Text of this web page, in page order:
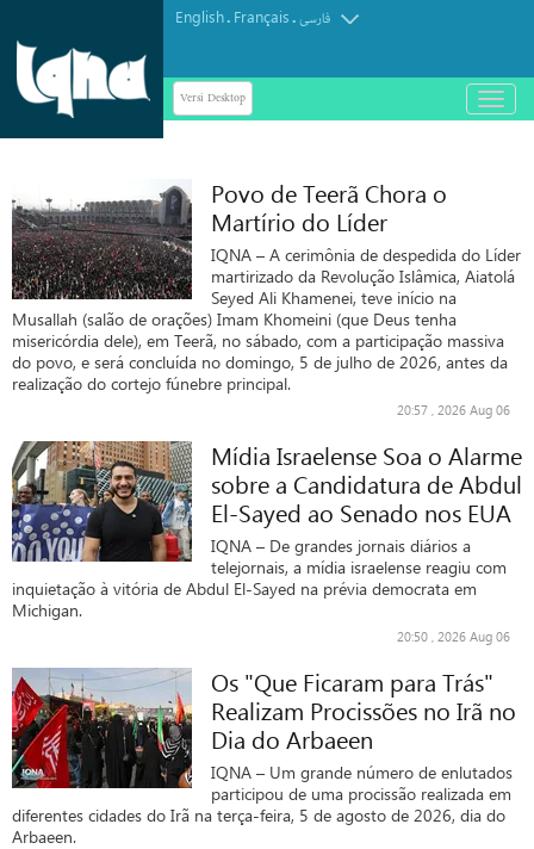
English. Français.فارسی
Versi Desktop
باز
و
Povo de Teerã Chora o
Martírio do Líder
IQNA – A cerimônia de despedida do Líder
martirizado da Revolução Islâmica, Aiatolá
Seyed Ali Khamenei, teve início na
Musallah (salão de orações) Imam Khomeini (que Deus tenha
misericórdia dele), em Teerã, no sábado, com a participação massiva
do povo, e será concluída no domingo, 5 de julho de 2026, antes da
realização do cortejo fúnebre principal.
20:57 , 2026 Aug 06
Mídia Israelense Soa o Alarme
sobre a Candidatura de Abdul
El-Sayed ao Senado nos EUA
IQNA – De grandes jornais diários a
telejornais, a mídia israelense reagiu com
inquietação à vitória de Abdul El-Sayed na prévia democrata em
Michigan.
20:50 , 2026 Aug 06
Os "Que Ficaram para Trás"
Realizam Procissões no Irã no
Dia do Arbaeen
IQNA – Um grande número de enlutados
participou de uma procissão realizada em
diferentes cidades do Irã na terça-feira, 5 de agosto de 2026, dia do
Arbaeen.